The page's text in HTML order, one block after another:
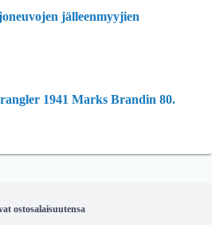
jälleenmyyjien
1941 Marks Brandin 80.
ostosalaisuutensa